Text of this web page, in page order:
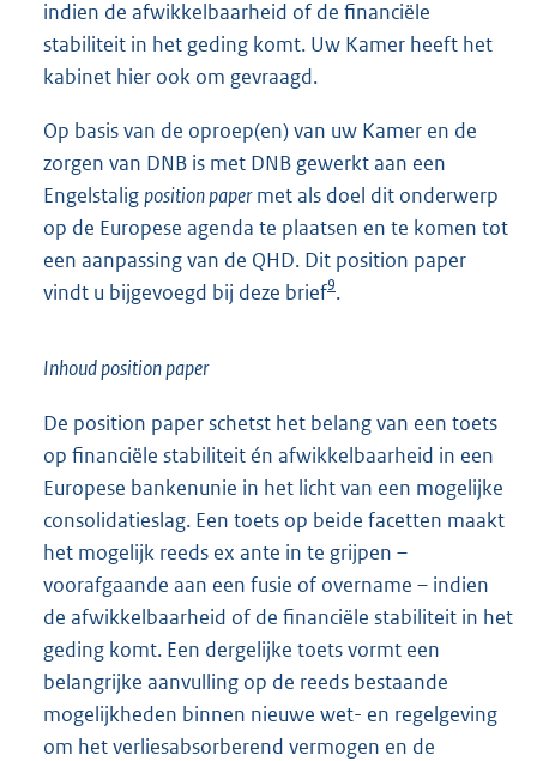
indien de afwikkelbaarheid of de financiële
stabiliteit in het geding komt. Uw Kamer heeft het
kabinet hier ook om gevraagd.
Op basis van de oproep(en) van uw Kamer en de
zorgen van DNB is met DNB gewerkt aan een
Engelstaligposition papermet als doel dit onderwerp
op de Europese agenda te plaatsen en te komen tot
een aanpassing van de QHD. Dit position paper
vindt u bijgevoegd bij deze brief9.
Inhoud position paper
De position paper schetst het belang van een toets
op financiële stabiliteit én afwikkelbaarheid in een
Europese bankenunie in het licht van een mogelijke
consolidatieslag. Een toets op beide facetten maakt
het mogelijk reeds ex ante in te grijpen –
voorafgaande aan een fusie of overname – indien
de afwikkelbaarheid of de financiële stabiliteit in het
geding komt. Een dergelijke toets vormt een
belangrijke aanvulling op de reeds bestaande
mogelijkheden binnen nieuwe wet- en regelgeving
om het verliesabsorberend vermogen en de